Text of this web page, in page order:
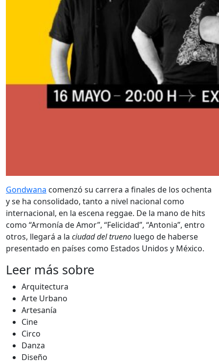
Gondwana comenzó su carrera a finales de los ochenta
y se ha consolidado, tanto a nivel nacional como
internacional, en la escena reggae. De la mano de hits
como “Armonía de Amor”, “Felicidad”, “Antonia”, entro
otros, llegará a la ciudad del trueno luego de haberse
presentado en países como Estados Unidos y México.
Leer más sobre
Arquitectura
Arte Urbano
Artesanía
Cine
Circo
Danza
Diseño